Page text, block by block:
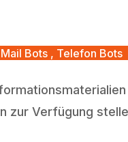
Bots , Telefon Bots
zur Verfügung